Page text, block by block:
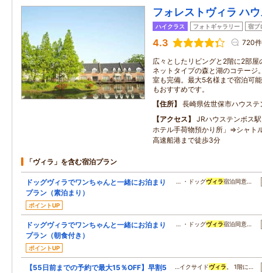
フォレストヴィラ ハ
ハイクラス フォトギャラリー 宿ブ
4.3 720件
広々としたリビングと2階に2部
ネットタイプの森と湖のコテージ
室も完備。最大5名様まで宿泊可
もおすすめです。
住所
長崎県佐世保市ハウス
アクセス
JRハウステンボス
ホテル手荷物預かり所」⇒シャト
高速船港まで徒歩3分
「ヴィラ」を含む宿泊プラン
ドッグヴィラでワンちゃんと一緒にお泊まり
プラン（素泊まり）
ポイントUP
… ・ドッグヴィラ宿泊同意…
ドッグヴィラでワンちゃんと一緒にお泊まり
プラン（朝食付き）
ポイントUP
… ・ドッグヴィラ宿泊同意…
【55日前までの予約で最大15％OFF】早割5
…イクサイドヴィラ 。 1階に…